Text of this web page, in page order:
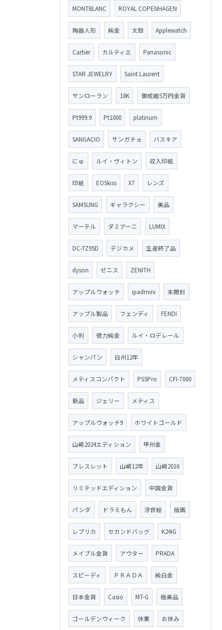
MONTBLANC ROYAL COPENHAGEN
陶器人形 純金 太鼓 Applewatch
Cartier カルティエ Panasonic
STAR JEWELRY Saint Laurent
サンローラン 18K 御成婚5万円金貨
Pt999.9 Pt1000 platinum
SANGACIO サンガチョ バスキア
にゅ ルイ・ヴィトン 収入印紙
印紙 EOSkiss X7 レンズ
SAMSUNG ギャラクシー 美品
マーテル ダミアーニ LUMIX
DC-TZ95D デジカメ 生産終了品
dyson ゼニス ZENITH
アップルウォッチ ipadmini 未開封
アップル製品 フェンディ FENDI
小判 徳力純金 ルイ・ロデレール
シャンパン 白州12年
メティスコンパクト PS5Pro CFI-7000
新品 ジェリー メティス
アップルウォッチ9 ホワイトゴールド
山崎2024エディション 甲州金
ブレスレット 山崎12年 山崎2016
リミテッドエディション 中国金貨
パンダ ドラえもん 浮世絵 版画
レプリカ セカンドバッグ K24IG
メイプル金貨 アウター PRADA
スピーディ ＰＲＡＤＡ 純白金
日本金貨 Casio MT-G 極美品
ゴールデンウィーク 休業 お休み